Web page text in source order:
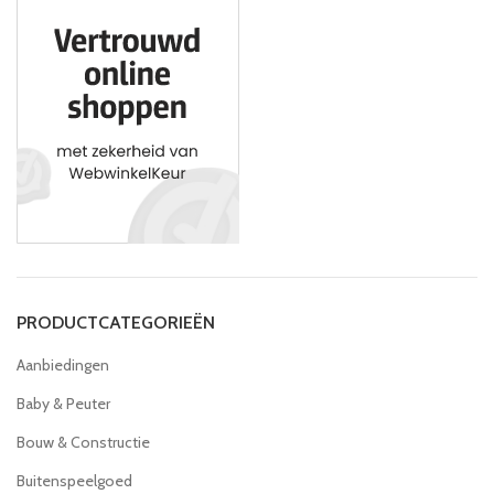
PRODUCTCATEGORIEËN
Aanbiedingen
Baby & Peuter
Bouw & Constructie
Buitenspeelgoed